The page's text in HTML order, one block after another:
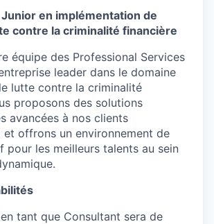
en implémentation de
contre la criminalité financière
équipe des Professional Services
leader dans le domaine
lutte contre la criminalité
proposons des solutions
avancées à nos clients
et offrons un environnement de
les meilleurs talents au sein
tant que Consultant sera de